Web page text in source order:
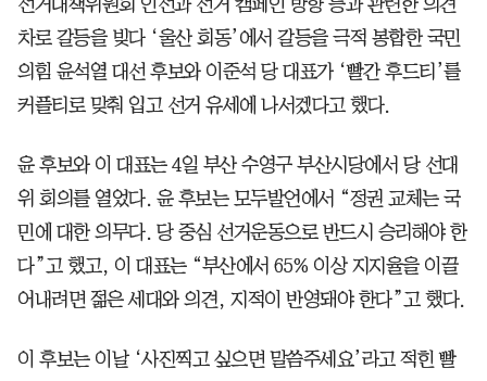
차로 갈등을 빚다 ‘울산 회동’에서 갈등을 극적 봉합한 국민
의힘 윤석열 대선 후보와 이준석 당 대표가 ‘빨간 후드티’를
커플티로 맞춰 입고 선거 유세에 나서겠다고 했다.
윤 후보와 이 대표는 4일 부산 수영구 부산시당에서 당 선대
위 회의를 열었다. 윤 후보는 모두발언에서 “정권 교체는 국
민에 대한 의무다. 당 중심 선거운동으로 반드시 승리해야 한
다”고 했고, 이 대표는 “부산에서 65% 이상 지지율을 이끌
어내려면 젊은 세대와 의견, 지적이 반영돼야 한다”고 했다.
이 후보는 이날 ‘사진찍고 싶으면 말씀주세요’라고 적힌 빨